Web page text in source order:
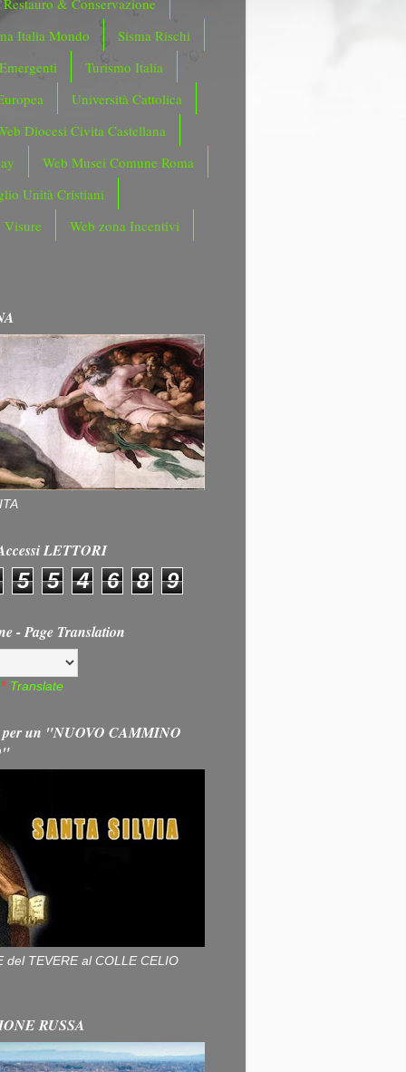
Italia Mondo
Sisma Rischi
Turismo Italia
Università Cattolica
Diocesi Civita Castellana
Web Musei Comune Roma
Unità Cristiani
Visure
Web zona Incentivi
LETTORI
5 5 4 6 8 9
- Page Translation
Translate
per un "NUOVO CAMMINO
del TEVERE al COLLE CELIO
RUSSA